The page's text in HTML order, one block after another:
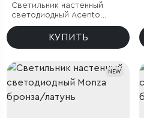
Светильник настенный
светодиодный Acento
латунь
КУПИТЬ
NEW